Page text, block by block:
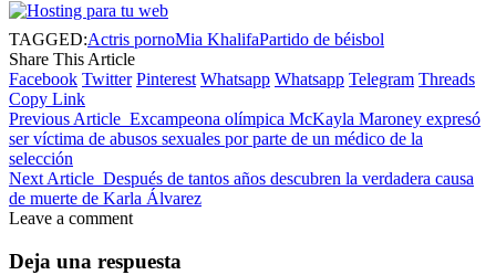
TAGGED:Actris pornoMia KhalifaPartido de béisbol
Share This Article
Facebook Twitter Pinterest Whatsapp Whatsapp Telegram Threads
Copy Link
Previous Article Excampeona olímpica McKayla Maroney expresó
ser víctima de abusos sexuales por parte de un médico de la
selección
Next Article Después de tantos años descubren la verdadera causa
de muerte de Karla Álvarez
Leave a comment
Deja una respuesta